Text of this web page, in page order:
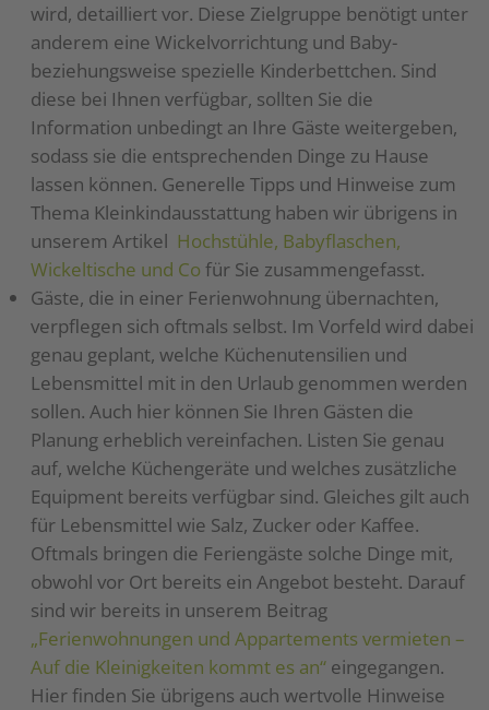
wird, detailliert vor. Diese Zielgruppe benötigt unter
anderem eine Wickelvorrichtung und Baby-
beziehungsweise spezielle Kinderbettchen. Sind
diese bei Ihnen verfügbar, sollten Sie die
Information unbedingt an Ihre Gäste weitergeben,
sodass sie die entsprechenden Dinge zu Hause
lassen können. Generelle Tipps und Hinweise zum
Thema Kleinkindausstattung haben wir übrigens in
unserem Artikel Hochstühle, Babyflaschen,
Wickeltische und Co für Sie zusammengefasst.
Gäste, die in einer Ferienwohnung übernachten,
verpflegen sich oftmals selbst. Im Vorfeld wird dabei
genau geplant, welche Küchenutensilien und
Lebensmittel mit in den Urlaub genommen werden
sollen. Auch hier können Sie Ihren Gästen die
Planung erheblich vereinfachen. Listen Sie genau
auf, welche Küchengeräte und welches zusätzliche
Equipment bereits verfügbar sind. Gleiches gilt auch
für Lebensmittel wie Salz, Zucker oder Kaffee.
Oftmals bringen die Feriengäste solche Dinge mit,
obwohl vor Ort bereits ein Angebot besteht. Darauf
sind wir bereits in unserem Beitrag
„Ferienwohnungen und Appartements vermieten –
Auf die Kleinigkeiten kommt es an“ eingegangen.
Hier finden Sie übrigens auch wertvolle Hinweise